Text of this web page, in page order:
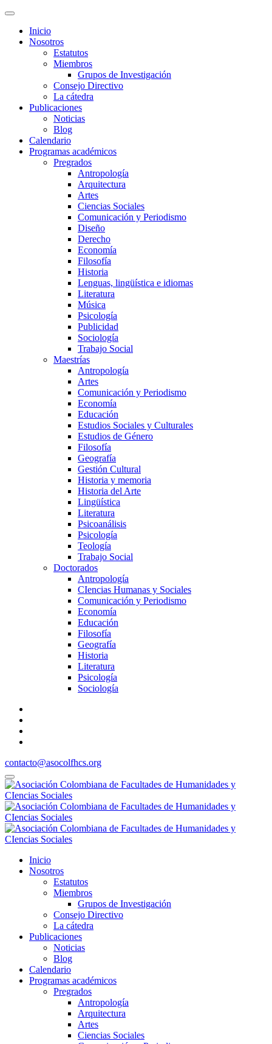
Inicio
Nosotros
Estatutos
Miembros
Grupos de Investigación
Consejo Directivo
La cátedra
Publicaciones
Noticias
Blog
Calendario
Programas académicos
Pregrados
Antropología
Arquitectura
Artes
Ciencias Sociales
Comunicación y Periodismo
Diseño
Derecho
Economía
Filosofía
Historia
Lenguas, lingüística e idiomas
Literatura
Música
Psicología
Publicidad
Sociología
Trabajo Social
Maestrías
Antropología
Artes
Comunicación y Periodismo
Economía
Educación
Estudios Sociales y Culturales
Estudios de Género
Filosofía
Geografía
Gestión Cultural
Historia y memoria
Historia del Arte
Lingüística
Literatura
Psicoanálisis
Psicología
Teología
Trabajo Social
Doctorados
Antropología
CIencias Humanas y Sociales
Comunicación y Periodismo
Economía
Educación
Filosofía
Geografía
Historia
Literatura
Psicología
Sociología
contacto@asocolfhcs.org
Inicio
Nosotros
Estatutos
Miembros
Grupos de Investigación
Consejo Directivo
La cátedra
Publicaciones
Noticias
Blog
Calendario
Programas académicos
Pregrados
Antropología
Arquitectura
Artes
Ciencias Sociales